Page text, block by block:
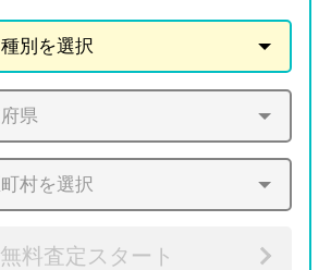
無料査定スタート